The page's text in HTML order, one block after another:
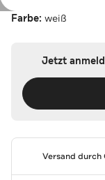
Farbe: weiß
Jetzt
Versand durch